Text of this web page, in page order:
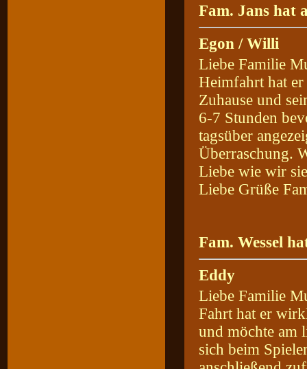
Fam. Jans hat
Egon / Willi
Liebe Familie
Heimfahrt hat
Zuhause und
6-7 Stunden
tagsüber
Überraschung.
Liebe wie wir
Liebe Grüße
Fam. Wessel
Eddy
Liebe Familie
Fahrt hat er
und möchte am
sich beim